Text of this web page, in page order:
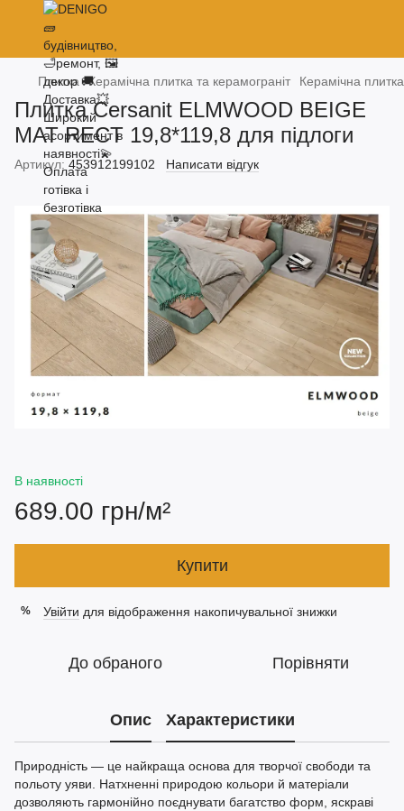
Плитка Керамічна плитка та керамограніт Керамічна
Плитка Cersanit ELMWOOD BEIGE
MAT RECT 19,8*119,8 для підлоги
Артикул: 453912199102 Написати відгук
В наявності
689.00 грн/м²
Купити
% Увійти для відображення накопичувальної знижки
До обраного Порівняти
Опис Характеристики
Природність — це найкраща основа для творчої свободи та
польоту уяви. Натхненні природою кольори й матеріали
дозволяють гармонійно поєднувати багатство форм, яскраві